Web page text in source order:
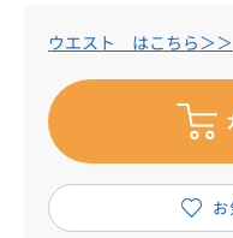
ウエスト はこちら＞＞